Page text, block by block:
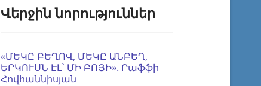
Վերջին նորություններ
«ՄԵԿԸ ԲԵՂՈՎ, ՄԵԿԸ ԱՆԲԵՂ,
ԵՐԿՈՒՍՆ ԷԼ՝ ՄԻ ԲՈՅԻ». Րաֆֆի
Հովհաննիսյան